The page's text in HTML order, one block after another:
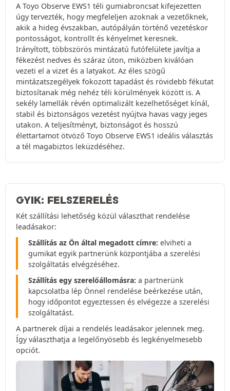
A Toyo Observe EWS1 téli gumiabroncsat kifejezetten
úgy tervezték, hogy megfeleljen azoknak a vezetőknek,
akik a hideg évszakban, autópályán történő vezetéskor
pontosságot, kontrollt és kényelmet keresnek.
Irányított, többszörös mintázatú futófelülete javítja a
fékezést nedves és száraz úton, miközben kiválóan
vezeti el a vizet és a latyakot. Az éles szögű
mintázatszegélyek fokozott tapadást és rövidebb fékutat
biztosítanak még nehéz téli körülmények között is. A
sekély lamellák révén optimalizált kezelhetőséget kínál,
stabil és biztonságos vezetést nyújtva havas vagy jeges
utakon. A teljesítményt, biztonságot és hosszú
élettartamot ötvöző Toyo Observe EWS1 ideális választás
a tél magabiztos leküzdéséhez.
GYIK: FELSZERELÉS
Két szállítási lehetőség közül választhat rendelése
leadásakor:
Szállítás az Ön által megadott címre: elviheti a
gumikat egyik partnerünk központjába a szerelési
szolgáltatás elvégzéséhez.
Szállítás egy szerelőállomásra: a partnerünk
kapcsolatba lép Önnel rendelése beérkezése után,
hogy időpontot egyeztessen és elvégezze a szerelési
szolgáltatást.
A partnerek díjai a rendelés leadásakor jelennek meg.
Így választhatja a legelőnyösebb és legkényelmesebb
opciót.